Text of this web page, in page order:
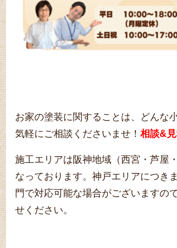
お家の塗装に関することは、どんな
気軽にご相談くださいませ！ 相談&
施工エリアは阪神地域（西宮・芦屋
なっております。神戸エリアにつき
門で対応可能な場合がございますの
せください。